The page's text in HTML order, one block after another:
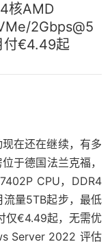
核AMD
2Gbps@5
付€4.49起
在还在继续，有多
于德国法兰克福，
CPU，DDR4
量5TB起步，最低
仅€4.49起，无需优
Server 2022 评估